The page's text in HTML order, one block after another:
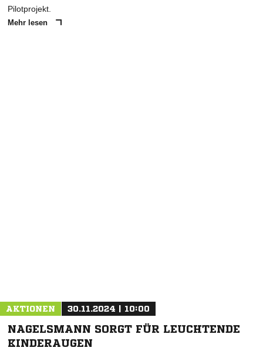
Pilotprojekt.
Mehr lesen
AKTIONEN 30.11.2024 | 10:00
NAGELSMANN SORGT FÜR LEUCHTENDE
KINDERAUGEN